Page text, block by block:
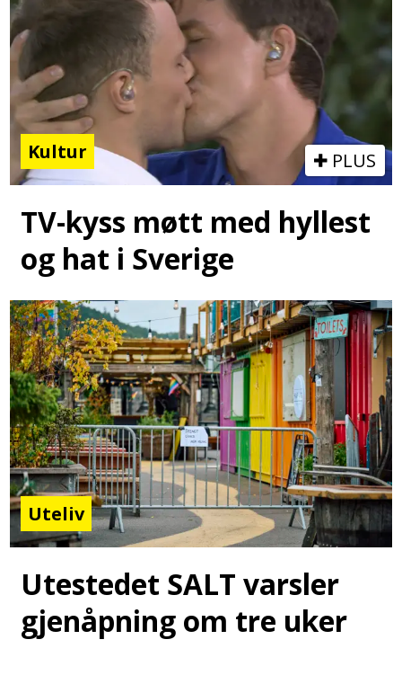
Kultur PLUS
TV-kyss møtt med hyllest
og hat i Sverige
Uteliv
Utestedet SALT varsler
gjenåpning om tre uker